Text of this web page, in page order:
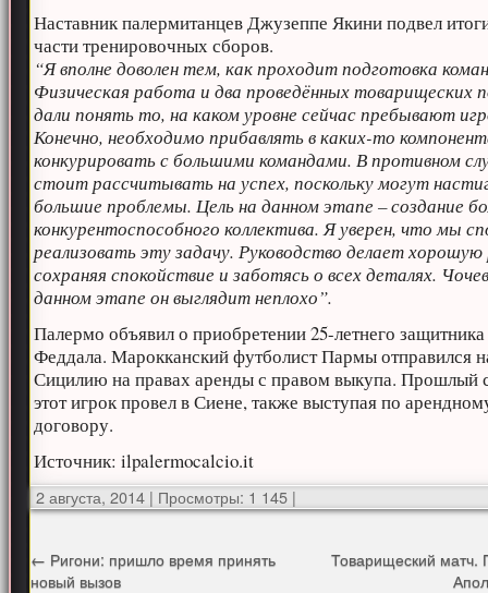
Наставник палермитанцев Джузеппе Якини подвел
части тренировочных сборов.
“Я вполне доволен тем, как проходит подготовка
Физическая работа и два проведённых товарищеских
дали понять то, на каком уровне сейчас пребывают
Конечно, необходимо прибавлять в каких-то
конкурировать с большими командами. В противном
стоит рассчитывать на успех, поскольку могут
большие проблемы. Цель на данном этапе – создание
конкурентоспособного коллектива. Я уверен, что мы
реализовать эту задачу. Руководство делает
сохраняя спокойствие и заботясь о всех деталях.
данном этапе он выглядит неплохо”.
Палермо объявил о приобретении 25-летнего
Феддала. Марокканский футболист Пармы отправился
Сицилию на правах аренды с правом выкупа. Прошлый
этот игрок провел в Сиене, также выступая по
договору.
Источник: ilpalermocalcio.it
2 августа, 2014 | Просмотры: 1 145 |
← Ригони: пришло время принять
новый вызов
Товарищеский матч.